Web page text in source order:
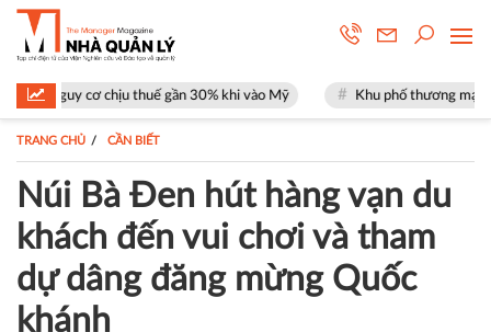
chịu thuế gần 30% khi vào Mỹ Khu phố thương mại SOHO tại
TRANG CHỦ CẦN BIẾT
Núi Bà Đen hút hàng vạn du
khách đến vui chơi và tham
dự dâng đăng mừng Quốc
khánh